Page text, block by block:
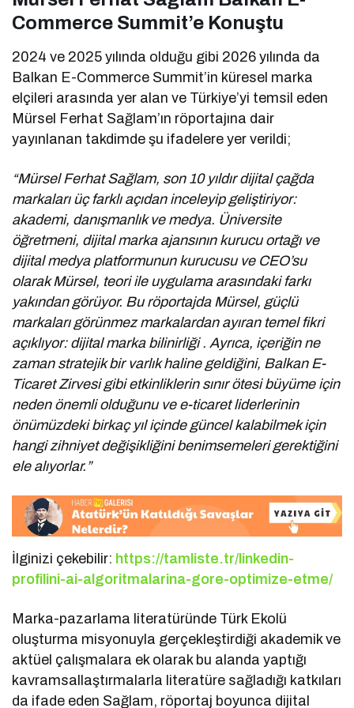
Commerce Summit’e Konuştu
2024 ve 2025 yılında olduğu gibi 2026 yılında da
Balkan E-Commerce Summit’in küresel marka
elçileri arasında yer alan ve Türkiye’yi temsil eden
Mürsel Ferhat Sağlam’ın röportajına dair
yayınlanan takdimde şu ifadelere yer verildi;
“Mürsel Ferhat Sağlam, son 10 yıldır dijital çağda
markaları üç farklı açıdan inceleyip geliştiriyor:
akademi, danışmanlık ve medya. Üniversite
öğretmeni, dijital marka ajansının kurucu ortağı ve
dijital medya platformunun kurucusu ve CEO’su
olarak Mürsel, teori ile uygulama arasındaki farkı
yakından görüyor. Bu röportajda Mürsel, güçlü
markaları görünmez markalardan ayıran temel fikri
açıklıyor: dijital marka bilinirliği . Ayrıca, içeriğin ne
zaman stratejik bir varlık haline geldiğini, Balkan E-
Ticaret Zirvesi gibi etkinliklerin sınır ötesi büyüme için
neden önemli olduğunu ve e-ticaret liderlerinin
önümüzdeki birkaç yıl içinde güncel kalabilmek için
hangi zihniyet değişikliğini benimsemeleri gerektiğini
ele alıyorlar.”
İlginizi çekebilir: https://tamliste.tr/linkedin-
profilini-ai-algoritmalarina-gore-optimize-etme/
Marka-pazarlama literatüründe Türk Ekolü
oluşturma misyonuyla gerçekleştirdiği akademik ve
aktüel çalışmalara ek olarak bu alanda yaptığı
kavramsallaştırmalarla literatüre sağladığı katkıları
da ifade eden Sağlam, röportaj boyunca dijital